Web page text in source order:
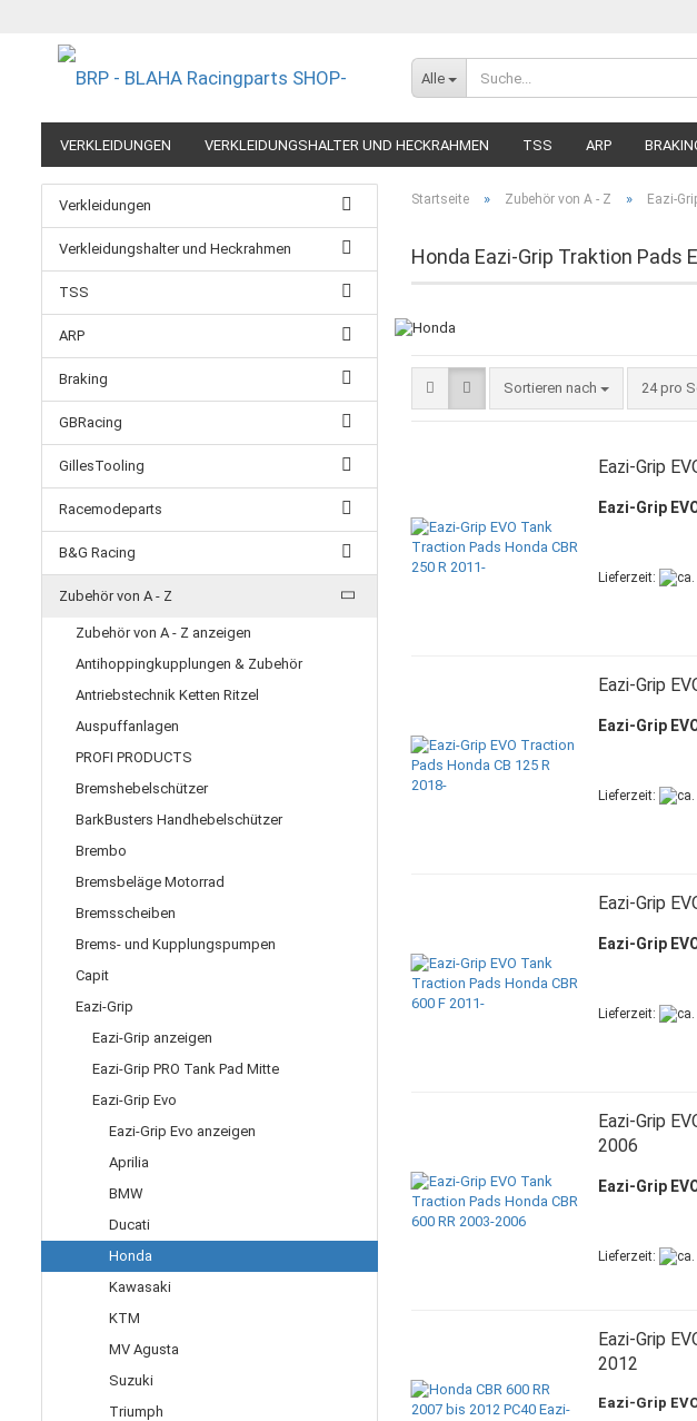
Alle
VERKLEIDUNGEN VERKLEIDUNGSHALTER UND HECKRAHMEN TSS ARP
EXTREME COMPONENTS FELGEN IM MOTORRADRENNSPORT MEGA SALE
Startseite » Zubehör von A - Z » Eazi-
Honda Eazi-Grip Traktion Pads
Sortieren nach
Sortieren nach 24 pro
pro
Eazi-Grip
Eazi-Grip
Lieferzeit:
Eazi-Grip
Eazi-Grip
Lieferzeit:
Eazi-Grip
Eazi-Grip
Lieferzeit:
Eazi-Grip
2006
Eazi-Grip
Lieferzeit:
Eazi-Grip
2012
Eazi-Grip
Verkleidungen
Verkleidungshalter und Heckrahmen
TSS
ARP
Braking
GBRacing
GillesTooling
Racemodeparts
B&G Racing
Zubehör von A - Z
Zubehör von A - Z anzeigen
Antihoppingkupplungen & Zubehör
Antriebstechnik Ketten Ritzel
Auspuffanlagen
PROFI PRODUCTS
Bremshebelschützer
BarkBusters Handhebelschützer
Brembo
Bremsbeläge Motorrad
Bremsscheiben
Brems- und Kupplungspumpen
Capit
Eazi-Grip
Eazi-Grip anzeigen
Eazi-Grip PRO Tank Pad Mitte
Eazi-Grip Evo
Eazi-Grip Evo anzeigen
Aprilia
BMW
Ducati
Honda
Kawasaki
KTM
MV Agusta
Suzuki
Triumph